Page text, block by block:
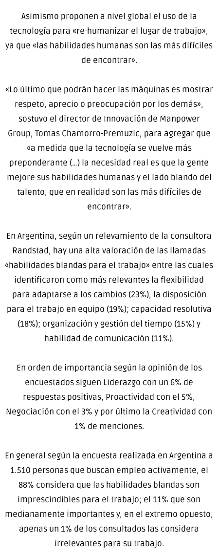
Asimismo proponen a nivel global el uso de la
tecnología para «re-humanizar el lugar de trabajo»,
ya que «las habilidades humanas son las más difíciles
de encontrar».
«Lo último que podrán hacer las máquinas es mostrar
respeto, aprecio o preocupación por los demás»,
sostuvo el director de Innovación de Manpower
Group, Tomas Chamorro-Premuzic, para agregar que
«a medida que la tecnología se vuelve más
preponderante (…) la necesidad real es que la gente
mejore sus habilidades humanas y el lado blando del
talento, que en realidad son las más difíciles de
encontrar».
En Argentina, según un relevamiento de la consultora
Randstad, hay una alta valoración de las llamadas
«habilidades blandas para el trabajo» entre las cuales
identificaron como más relevantes la flexibilidad
para adaptarse a los cambios (23%), la disposición
para el trabajo en equipo (19%); capacidad resolutiva
(18%); organización y gestión del tiempo (15%) y
habilidad de comunicación (11%).
En orden de importancia según la opinión de los
encuestados siguen Liderazgo con un 6% de
respuestas positivas, Proactividad con el 5%,
Negociación con el 3% y por último la Creatividad con
1% de menciones.
En general según la encuesta realizada en Argentina a
1.510 personas que buscan empleo activamente, el
88% considera que las habilidades blandas son
imprescindibles para el trabajo; el 11% que son
medianamente importantes y, en el extremo opuesto,
apenas un 1% de los consultados las considera
irrelevantes para su trabajo.